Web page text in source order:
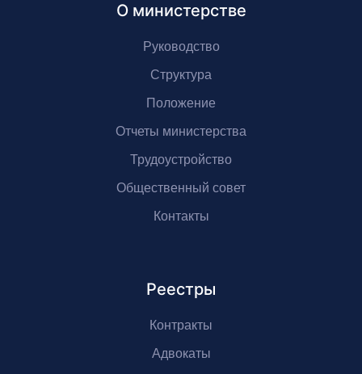
О министерстве
Руководство
Структура
Положение
Отчеты министерства
Трудоустройство
Общественный совет
Контакты
Реестры
Контракты
Адвокаты